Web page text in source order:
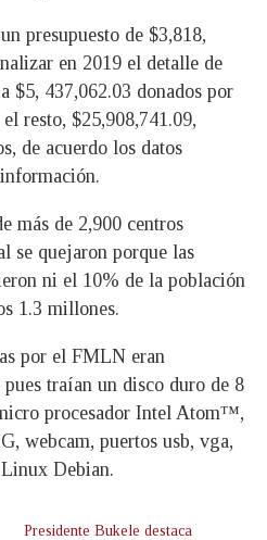
presupuesto de $3,818,
en 2019 el detalle de
$5, 437,062.03 donados por
resto, $25,908,741.09,
de acuerdo los datos
más de 2,900 centros
se quejaron porque las
ni el 10% de la población
1.3 millones.
por el FMLN eran
traían un disco duro de 8
procesador Intel Atom™,
webcam, puertos usb, vga,
Debian.
Presidente Bukele destaca